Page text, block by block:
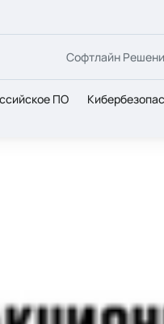
Софтлайн
ПО
решение по